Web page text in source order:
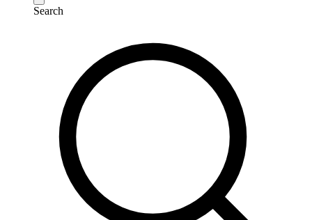
Search